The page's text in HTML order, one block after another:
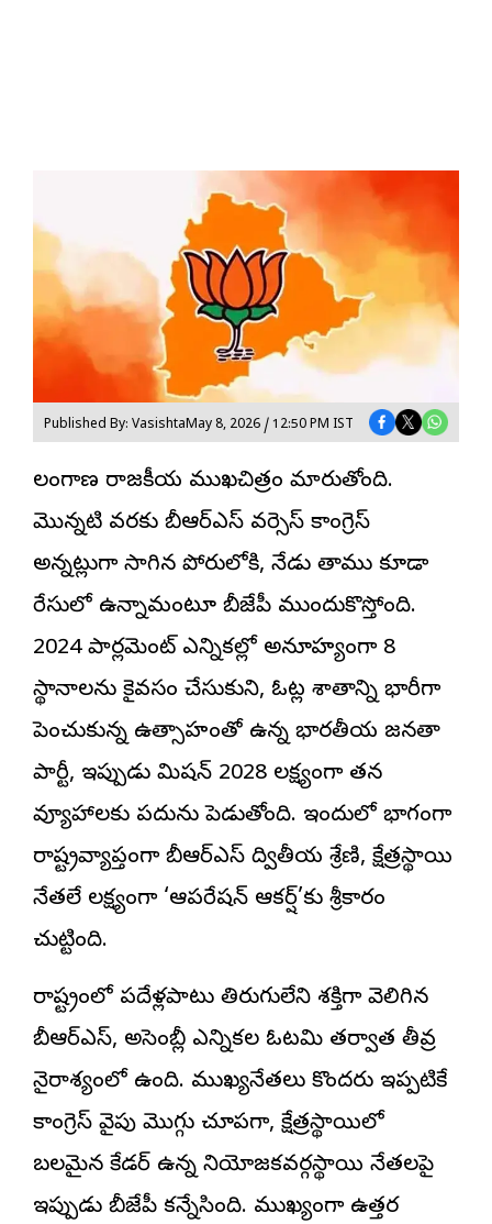
Published By: VasishtaMay 8, 2026 / 12:50 PM IST
తెలంగాణ రాజకీయ ముఖచిత్రం మారుతోంది.
మొన్నటి వరకు బీఆర్ఎస్ వర్సెస్ కాంగ్రెస్
అన్నట్లుగా సాగిన పోరులోకి, నేడు తాము కూడా
రేసులో ఉన్నామంటూ బీజేపీ ముందుకొస్తోంది.
2024 పార్లమెంట్ ఎన్నికల్లో అనూహ్యంగా 8
స్థానాలను కైవసం చేసుకుని, ఓట్ల శాతాన్ని భారీగా
పెంచుకున్న ఉత్సాహంతో ఉన్న భారతీయ జనతా
పార్టీ, ఇప్పుడు మిషన్ 2028 లక్ష్యంగా తన
వ్యూహాలకు పదును పెడుతోంది. ఇందులో భాగంగా
రాష్ట్రవ్యాప్తంగా బీఆర్ఎస్ ద్వితీయ శ్రేణి, క్షేత్రస్థాయి
నేతలే లక్ష్యంగా ‘ఆపరేషన్ ఆకర్ష్’కు శ్రీకారం
చుట్టింది.
రాష్ట్రంలో పదేళ్లపాటు తిరుగులేని శక్తిగా వెలిగిన
బీఆర్ఎస్, అసెంబ్లీ ఎన్నికల ఓటమి తర్వాత తీవ్ర
నైరాశ్యంలో ఉంది. ముఖ్యనేతలు కొందరు ఇప్పటికే
కాంగ్రెస్ వైపు మొగ్గు చూపగా, క్షేత్రస్థాయిలో
బలమైన కేడర్ ఉన్న నియోజకవర్గస్థాయి నేతలపై
ఇప్పుడు బీజేపీ కన్నేసింది. ముఖ్యంగా ఉత్తర